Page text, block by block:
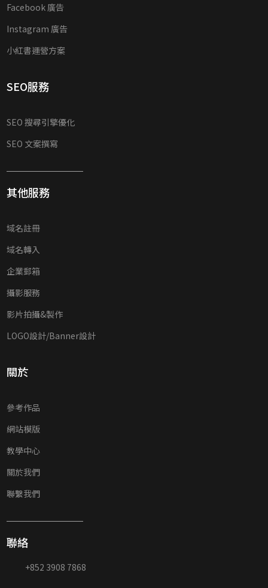
Facebook 廣告
Instagram 廣告
小紅書運營方案
SEO服務
SEO 搜尋引擎優化
SEO 文案撰寫
其他服務
域名註冊
域名轉入
企業郵箱
攝影服務
影片拍攝&製作
LOGO設計/Banner設計
關於
參考作品
網站模版
教學中心
關於我們
聯繫我們
聯絡
+852 3908 7868